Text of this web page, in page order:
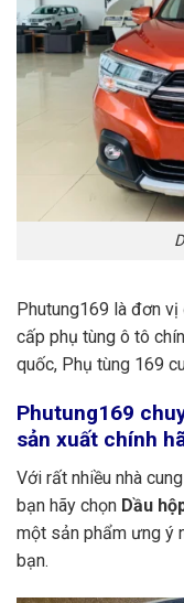
Phutung169 là đơn
cấp phụ tùng ô tô
quốc, Phụ tùng 169
Phutung169
sản xuất chính
Với rất nhiều nhà
bạn hãy chọn Dầu
một sản phẩm ưng ý
bạn.